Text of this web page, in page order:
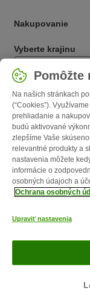
Nakupovanie
Vyberte krajinu
Slovensko / SK
Follow zooplus
O nás Kariéra
doručenia
Spôsoby
Pomôžte
Na našich stránkach
(“Cookies”).
prehliadanie a
budú aktivované
zlepšíme Vaše
relevantné produkty a
nastavenia môžete
informácie o
osobných údajoch a
Ochrana osobných
Upraviť nastavenia